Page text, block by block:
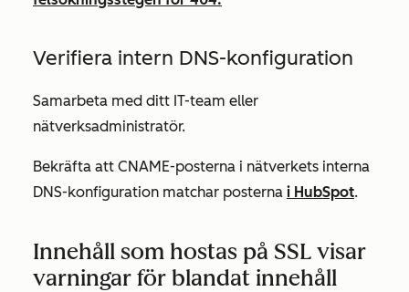
Verifiera intern DNS-konfiguration
Samarbeta med ditt IT-team eller
nätverksadministratör.
Bekräfta att CNAME-posterna i nätverkets interna
DNS-konfiguration matchar posterna i HubSpot.
Innehåll som hostas på SSL visar
varningar för blandat innehåll